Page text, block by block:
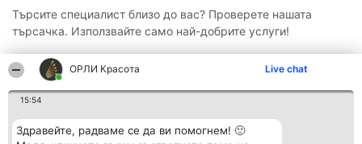
ОРЛИ Красота Live chat
15:54
Здравейте, радваме се да ви помогнем! 🙂
Търсите специалист близо до вас? Проверете нашата
търсачка. Използвайте само най-добрите услуги!